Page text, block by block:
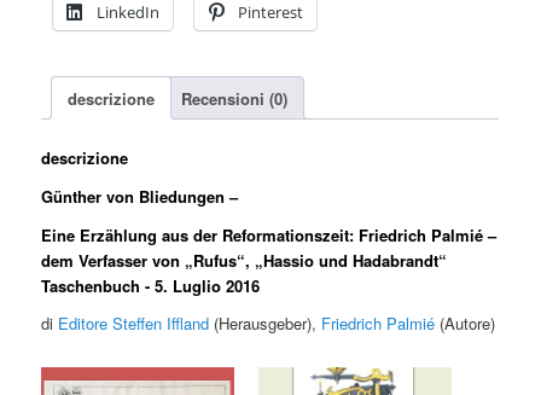
LinkedIn Pinterest
descrizione Recensioni (0)
descrizione
Günther von Bliedungen –
Eine Erzählung aus der Reformationszeit: Friedrich Palmié –
dem Verfasser von „Rufus“, „Hassio und Hadabrandt“
Taschenbuch - 5. Luglio 2016
di Editore Steffen Iffland (Herausgeber), Friedrich Palmié (Autore)